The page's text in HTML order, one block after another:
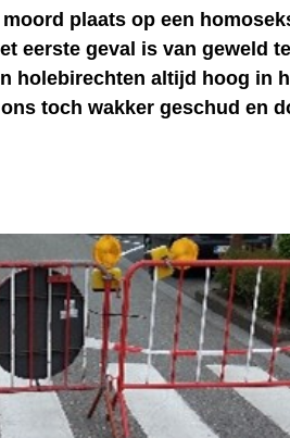
plaats op een
eerste geval is van geweld
holebirechten altijd hoog in
toch wakker geschud en